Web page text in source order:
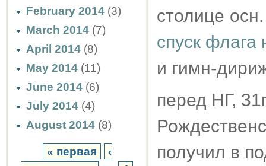
February 2014 (3)
March 2014 (7)
April 2014 (8)
May 2014 (11)
June 2014 (6)
July 2014 (4)
August 2014 (8)
« первая
‹
столице
спуск
и гимн-
перед НГ,
получил в